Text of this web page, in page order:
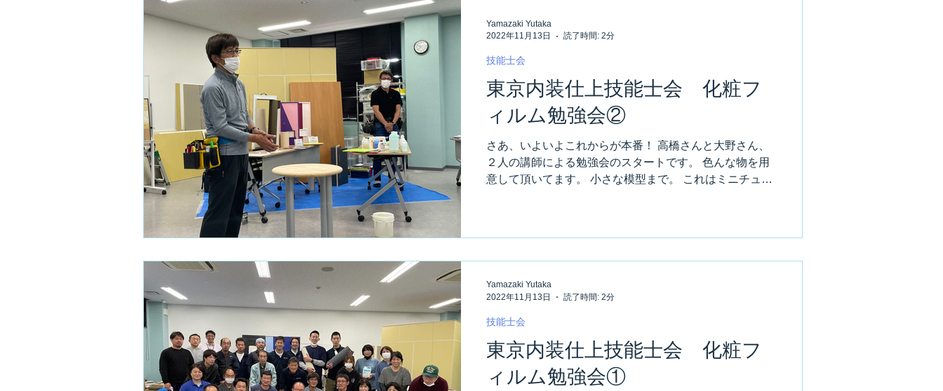
東京内装仕上技能士会 化粧フ
ィルム勉強会②
さあ、いよいよこれからが本番！ 高橋さんと大野さん、
２人の講師による勉強会のスタートです。 色んな物を用
意して頂いてます。 小さな模型まで。 これはミニチュア
技能士会
Yamazaki Yutaka
2022年11月13日
読了時間: 2分
東京内装仕上技能士会 化粧フ
ィルム勉強会①
技能士会
Yamazaki Yutaka
2022年11月13日
読了時間: 2分